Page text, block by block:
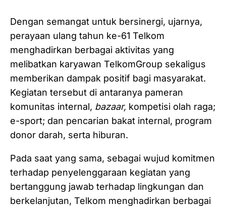
Dengan semangat untuk bersinergi, ujarnya,
perayaan ulang tahun ke-61 Telkom
menghadirkan berbagai aktivitas yang
melibatkan karyawan TelkomGroup sekaligus
memberikan dampak positif bagi masyarakat.
Kegiatan tersebut di antaranya pameran
komunitas internal, bazaar, kompetisi olah raga;
e-sport; dan pencarian bakat internal, program
donor darah, serta hiburan.
Pada saat yang sama, sebagai wujud komitmen
terhadap penyelenggaraan kegiatan yang
bertanggung jawab terhadap lingkungan dan
berkelanjutan, Telkom menghadirkan berbagai